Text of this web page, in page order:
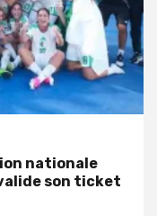
nationale
son ticket